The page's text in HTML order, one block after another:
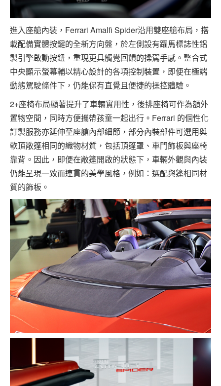
進入座艙內裝，Ferrari Amalfi Spider沿用雙座艙布局，搭
載配備實體按鍵的全新方向盤，於左側設有躍馬標誌性鋁
製引擎啟動按鈕，重現更具觸覺回饋的操駕手感。整合式
中央顯示螢幕輔以精心設計的各項控制裝置，即便在極端
動態駕駛條件下，仍能保有直覺且便捷的操控體驗。
2+座椅布局顯著提升了車輛實用性，後排座椅可作為額外
置物空間，同時方便攜帶孩童一起出行。Ferrari 的個性化
訂製服務亦延伸至座艙內部細節，部分內裝部件可選用與
軟頂敞篷相同的織物材質，包括頂篷罩、車門飾板與座椅
靠背。因此，即便在敞篷開啟的狀態下，車輛外觀與內裝
仍能呈現一致而連貫的美學風格，例如：選配與篷相同材
質的飾板。